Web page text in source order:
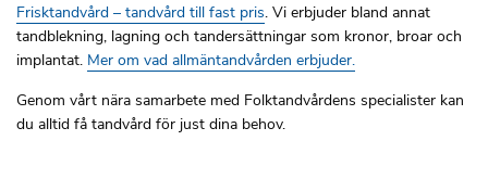
Frisktandvård – tandvård till fast pris. Vi erbjuder bland annat
tandblekning, lagning och tandersättningar som kronor, broar och
implantat. Mer om vad allmäntandvården erbjuder.
Genom vårt nära samarbete med Folktandvårdens specialister kan
du alltid få tandvård för just dina behov.